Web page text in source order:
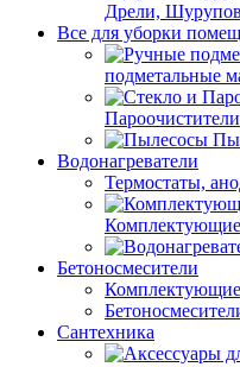
Дрели,
Все для уборки
подметальные
Пароочистители
Водонагреватели
Термостаты,
Комплектующие
Бетоносмесители
Сантехника